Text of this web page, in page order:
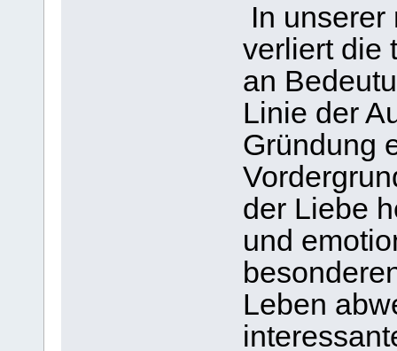
In unserer
verliert die
an
Linie der
Gründung
der Liebe
und
Leben